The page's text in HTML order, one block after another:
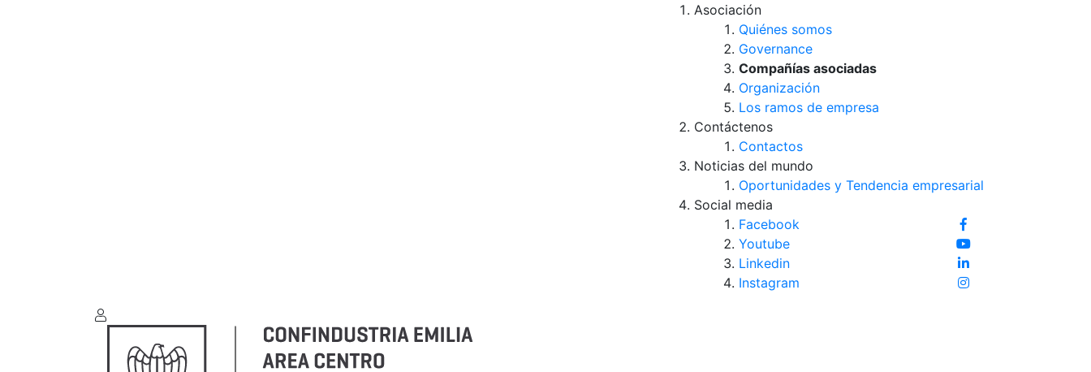
Asociación
Quiénes somos
Governance
Compañías asociadas
Organización
Los ramos de empresa
Contáctenos
Contactos
Noticias del mundo
Oportunidades y Tendencia empresarial
Social media
Facebook
Youtube
Linkedin
Instagram